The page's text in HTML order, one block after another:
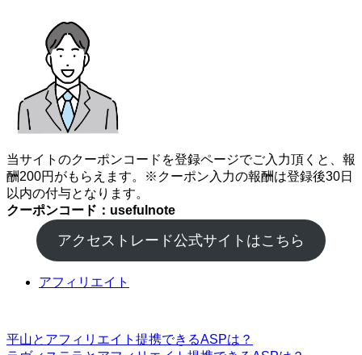
当サイトのクーポンコードを登録ページでご入力頂くと、報
酬200円がもらえます。※クーポン入力の報酬は登録後30日
以内の付与となります。
クーポンコード：usefulnote
アクセストレード公式サイトはこちら
アフィリエイト
平山とアフィリエイト提携できるASPは？